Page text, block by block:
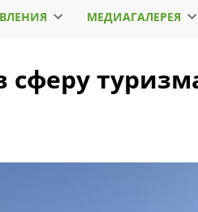
МЕДИАГАЛЕРЕЯ
сферу